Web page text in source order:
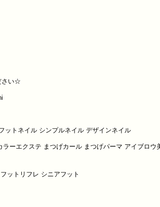
さい☆
ットネイル シンプルネイル デザインネイル
ーエクステ まつげカール まつげパーマ アイブロウ
ットリフレ シニアフット